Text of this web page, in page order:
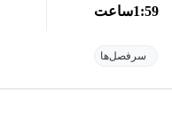
1:59ساعت
سرفصل‌ها